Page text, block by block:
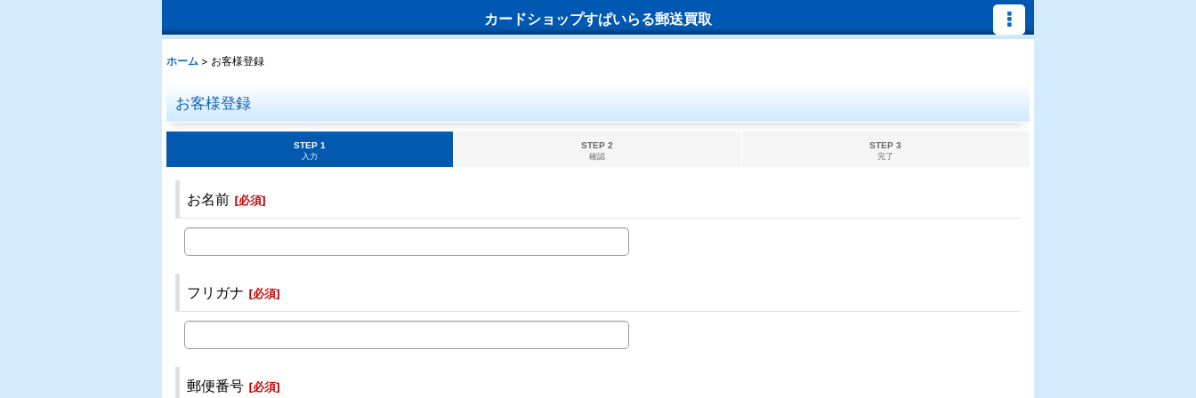
カードショップすぱいらる郵送買取
ホーム > お客様登録
お客様登録
STEP 1
入力
STEP 2
確認
STEP 3
完了
お名前 [必須]
フリガナ [必須]
郵便番号 [必須]